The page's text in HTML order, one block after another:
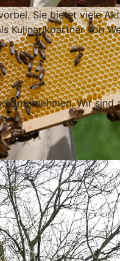
Sie bietet viele
Kulinarikpartner von
Unternehmen. Wir sind